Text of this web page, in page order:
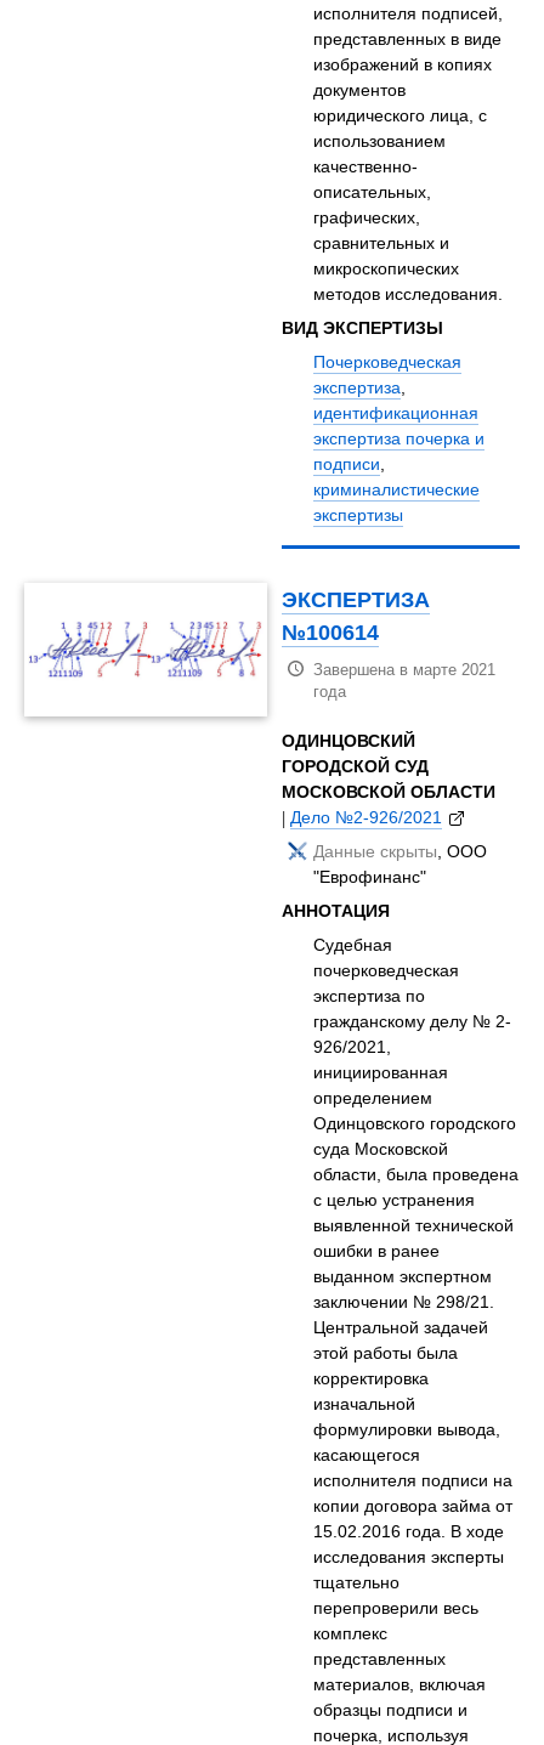
исполнителя подписей,
представленных в виде
изображений в копиях
документов
юридического лица, с
использованием
качественно-
описательных,
графических,
сравнительных и
микроскопических
методов исследования.
ВИД ЭКСПЕРТИЗЫ
Почерковедческая
экспертиза
идентификационная
экспертиза почерка и
подписи
криминалистические
экспертизы
ЭКСПЕРТИЗА
№100614
Завершена в марте 2021
года
ОДИНЦОВСКИЙ
ГОРОДСКОЙ СУД
МОСКОВСКОЙ ОБЛАСТИ
|Дело №2-926/2021
Данные скрыты, ООО
"Еврофинанс"
АННОТАЦИЯ
Судебная
почерковедческая
экспертиза по
гражданскому делу № 2-
926/2021,
инициированная
определением
Одинцовского городского
суда Московской
области, была проведена
с целью устранения
выявленной технической
ошибки в ранее
выданном экспертном
заключении № 298/21.
Центральной задачей
этой работы была
корректировка
изначальной
формулировки вывода,
касающегося
исполнителя подписи на
копии договора займа от
15.02.2016 года. В ходе
исследования эксперты
тщательно
перепроверили весь
комплекс
представленных
материалов, включая
образцы подписи и
почерка, используя